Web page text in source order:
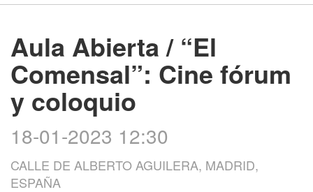
Aula Abierta / “El
Comensal”: Cine fórum
y coloquio
18-01-2023 12:30
CALLE DE ALBERTO AGUILERA, MADRID,
ESPAÑA